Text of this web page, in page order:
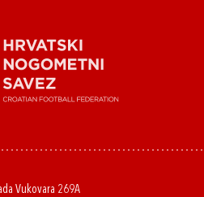
Vukovara 269A